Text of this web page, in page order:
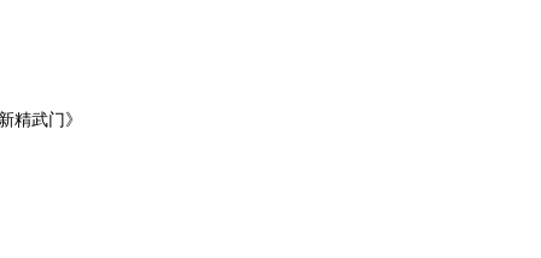
精武门》